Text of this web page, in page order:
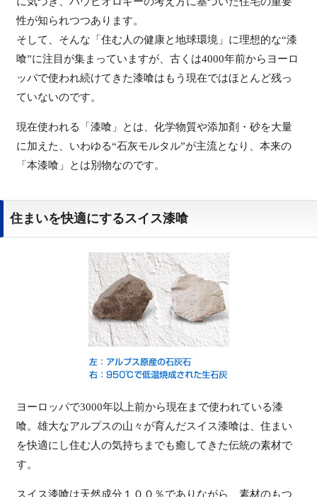
性が知られつつあります。
そして、そんな「住む人の健康と地球環境」に理想的な“漆
喰”に注目が集まっていますが、古くは4000年前からヨーロ
ッパで使われ続けてきた漆喰はもう現在ではほとんど残っ
ていないのです。
現在使われる「漆喰」とは、化学物質や添加剤・砂を大量
に加えた、いわゆる“石灰モルタル”が主流となり、本来の
「本漆喰」とは別物なのです。
住まいを快適にするスイス漆喰
ヨーロッパで3000年以上前から現在まで使われている漆
喰。雄大なアルプスの山々が育んだスイス漆喰は、住まい
を快適にし住む人の気持ちまでも癒してきた伝統の素材で
す。
スイス漆喰は天然成分１００％でありながら、素材のもつ